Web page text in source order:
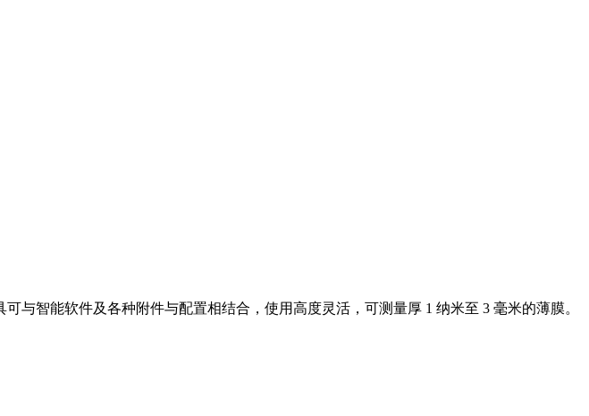
与智能软件及各种附件与配置相结合，使用高度灵活，可测量厚 1 纳米至 3 毫米的薄膜。